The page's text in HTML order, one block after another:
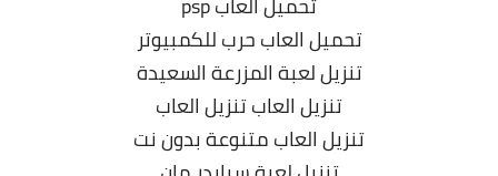
تحميل العاب حرب للكمبيوتر
تنزيل لعبة المزرعة السعيدة
تنزيل العاب تنزيل العاب
تنزيل العاب متنوعة بدون نت